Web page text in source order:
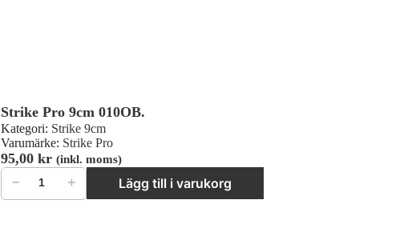
Strike Pro 9cm 010OB.
95,00kr (inkl. moms)
Strike Pro 9cm 010OB. mängd
− ＋ Lägg till i varukorg
Kategori: Strike 9cm
Varumärke: Strike Pro